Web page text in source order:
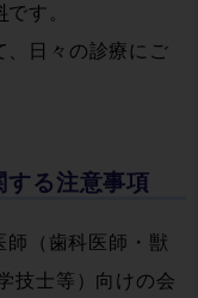
です。
、日々の診療にご
る注意事項
師（歯科医師・獣
技士等）向けの会